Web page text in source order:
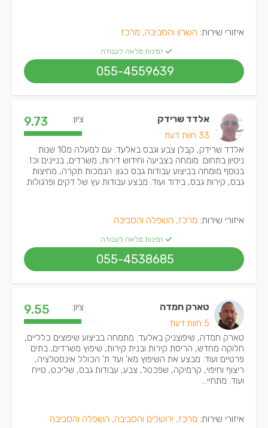
איזורי שירות: השרון והסביבה, מרכז
זמינות מלאה לעבודה
055-4559639
אלדד שרידק
33 חוות דעת
ציון: 9.73
אלדד שרידק, קבלן צבע וגבס באלעד. עם למעלה מ10 שנות
ניסיון בתחום. מומחה בצביעה וחידוש דירות, משרדים, בניינים וכו'.
בנוסף מומחה בביצוע עבודות גבס כגון: הנמכות תקרה, מחיצות
גבס, קירות גבס, בידוד ועוד. מבצע עבודות עץ של דקים ופרגולות.
איזורי שירות: מרכז, השפלה והסביבה
זמינות מלאה לעבודה
055-4538685
טארק חמדה
5 חוות דעת
ציון: 9.55
טארק חמדה, שיפוצניק באלעד. מתמחה בביצוע שיפוצים כלליים,
חלוקה מחדש, הריסת קירות ובנית קירות, שיפוץ משרדים, בתים
פרטיים ועוד. מבצע את השיפוץ מא' ועד ת' הכולל אינסטלציה,
ריצוף וחיפוי, קרמיקה, שפכטל, צבע, עבודות גבס, שליכט, טייח
ועוד. מתחיי...
איזורי שירות: מרכז, ירושלים והסביבה, השפלה והסביבה